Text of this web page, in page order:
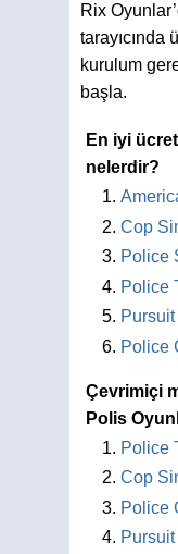
Rix
tarayıcında
kurulum
başla.
En iyi
nelerdir?
Cop
Police
Police
Police
Çevrimiçi
Polis
Police
Cop
Police